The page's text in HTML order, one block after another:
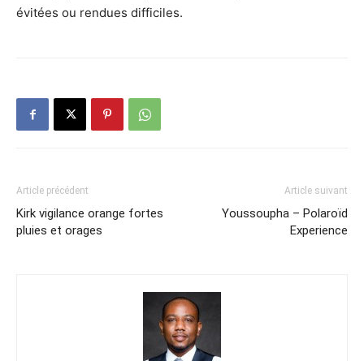
évitées ou rendues difficiles.
Article précédent
Kirk vigilance orange fortes
pluies et orages
Article suivant
Youssoupha – Polaroïd
Experience